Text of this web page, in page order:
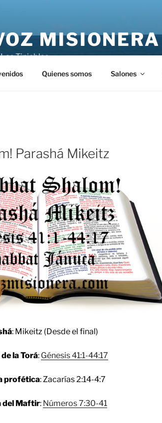
MISIONERA
Tinieblas
Quienes somos Salones
Parashá Mikeitz
: Mikeitz (Desde el final)
la Torá: Génesis 41:1-44:17
profética:Zacarías 2:14-4:7
del Maftir: Números 7:30-41